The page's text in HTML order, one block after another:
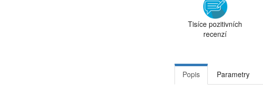
Tisíce pozitivních
recenzí
Popis Parametry